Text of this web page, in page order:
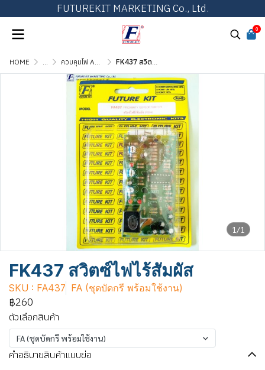
FUTUREKIT MARKETING Co., Ltd.
0
HOME ... ควบคุมไฟ AC ด้วยแสง, เสียง, รีโมท และตั้งเวลา FK437 สวิตซ์ไฟไร้สัมผัส
1/1
FK437 สวิตซ์ไฟไร้สัมผัส
SKU : FA437 FA (ชุดบัดกรี พร้อมใช้งาน)
฿260
ตัวเลือกสินค้า
FA (ชุดบัดกรี พร้อมใช้งาน)
คำอธิบายสินค้าแบบย่อ